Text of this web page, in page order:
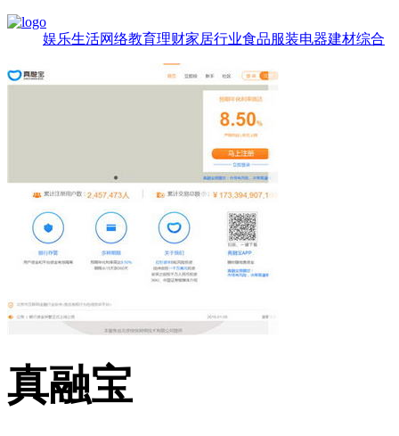
娱乐生活网络教育理财家居行业食品服装电器建材综合
真融宝